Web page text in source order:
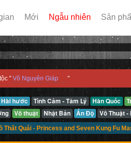
Mới Ngẫu nhiên Sản
" Võ Nguyên Giáp "
Hài hước Tình Cảm - Tâm Lý Hàn Quốc
Võ thuật Nhật Bản Ấn Độ Võ Thuật -
Thất Quái - Princess and Seven Kung Fu